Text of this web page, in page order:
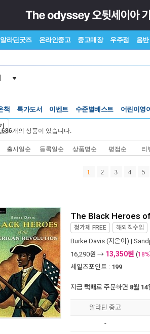
알라딘굿즈 온라인중고 중고매장 우주점 음반
책 특가도서 이벤트
수준별베스트
어린이영
개의 상품이 있습니다.
출시일순 등록일순 상품명순 평점순 리
1 2 3 4 5
The Black Heroes
정가제 FREE 해외직수입
Burke Davis (지은이) |
16,290원 → 13,350원 (18%
세일즈포인트 : 199
지금 택배로 주문하면 8월 14
알라딘 중고
-